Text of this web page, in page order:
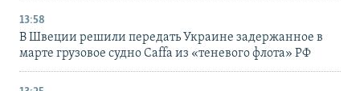
13:58
В Швеции решили передать Украине задержанное в
марте грузовое судно Caffa из «теневого флота» РФ